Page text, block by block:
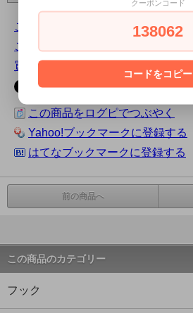
この商品について問い合わせる
この商品を友達に教える
買い物を続ける
この商品をログピでつぶやく
Yahoo!ブックマークに登録する
はてなブックマークに登録する
前の商品へ
この商品のカテゴリー
フック
クーポンコード
138062
コードをコピー